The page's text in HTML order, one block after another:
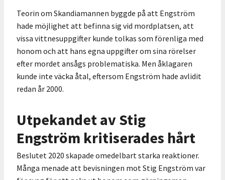
Teorin om Skandiamannen byggde på att Engström
hade möjlighet att befinna sig vid mordplatsen, att
vissa vittnesuppgifter kunde tolkas som förenliga med
honom och att hans egna uppgifter om sina rörelser
efter mordet ansågs problematiska. Men åklagaren
kunde inte väcka åtal, eftersom Engström hade avlidit
redan år 2000.
Utpekandet av Stig
Engström kritiserades hårt
Beslutet 2020 skapade omedelbart starka reaktioner.
Många menade att bevisningen mot Stig Engström var